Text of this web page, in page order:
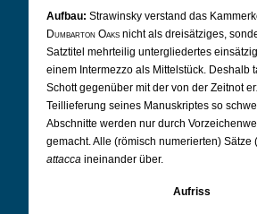
Aufbau: Strawinsky verstand das
Dumbarton Oaks nicht als dreisätziges,
Satztitel mehrteilig untergliedertes
einem Intermezzo als Mittelstück. Deshalb
Schott gegenüber mit der von der Zeitnot
Teillieferung seines Manuskriptes so
Abschnitte werden nur durch
gemacht. Alle (römisch numerierten) Sätze
attacca ineinander über.
Aufriss